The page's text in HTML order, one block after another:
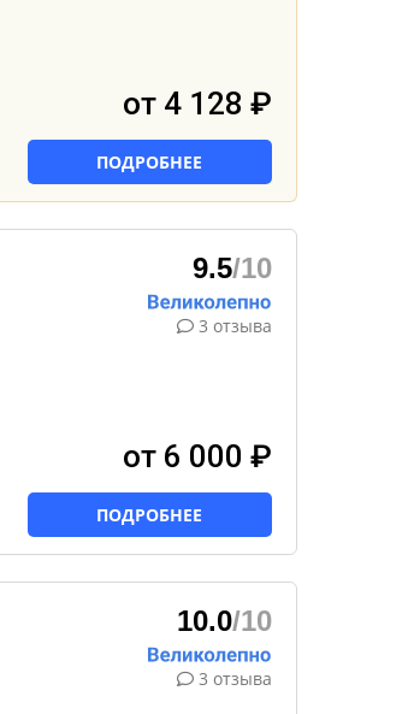
от 4 128 ₽
ПОДРОБНЕЕ
9.5/10
3 отзыва
от 6 000 ₽
ПОДРОБНЕЕ
10.0/10
3 отзыва